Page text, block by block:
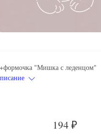
"Мишка с леденцом"
194 ₽